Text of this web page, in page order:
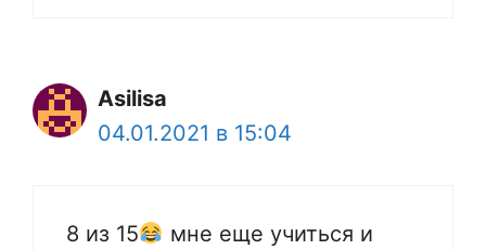
Asilisa
04.01.2021 в 15:04
8 из 15
мне еще учиться и